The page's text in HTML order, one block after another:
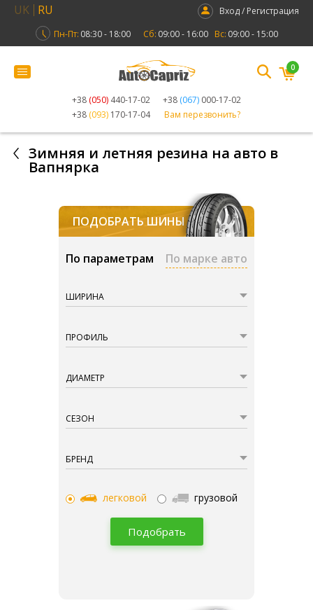
UK RU
Вход / Регистрация
Пн-Пт: 08:30 - 18:00 Сб: 09:00 - 16:00 Вс: 09:00 - 15:00
+38 (050) 440-17-02 +38 (067) 000-17-02
+38 (093) 170-17-04 Вам перезвонить?
0
Зимняя и летняя резина на авто в
Вапнярка
ПОДОБРАТЬ ШИНЫ
По параметрам По марке авто
ШИРИНА
ПРОФИЛЬ
ДИАМЕТР
СЕЗОН
БРЕНД
легковой грузовой
Подобрать